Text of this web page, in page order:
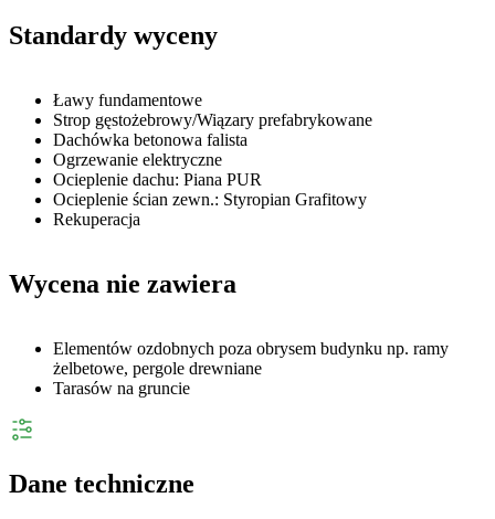
Standardy wyceny
Ławy fundamentowe
Strop gęstożebrowy/Wiązary prefabrykowane
Dachówka betonowa falista
Ogrzewanie elektryczne
Ocieplenie dachu: Piana PUR
Ocieplenie ścian zewn.: Styropian Grafitowy
Rekuperacja
Wycena nie zawiera
Elementów ozdobnych poza obrysem budynku np. ramy
żelbetowe, pergole drewniane
Tarasów na gruncie
Dane techniczne